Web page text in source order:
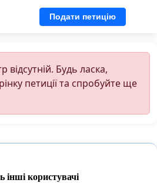
Подати петицію
Будь ласка,
петиції та спробуйте ще
інші користувачі